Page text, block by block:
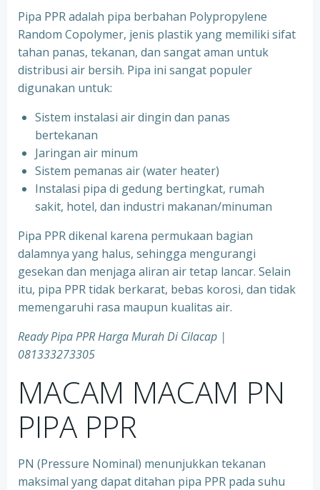
Pipa PPR adalah pipa berbahan Polypropylene
Random Copolymer, jenis plastik yang memiliki sifat
tahan panas, tekanan, dan sangat aman untuk
distribusi air bersih. Pipa ini sangat populer
digunakan untuk:
Sistem instalasi air dingin dan panas
bertekanan
⁠Jaringan air minum
⁠Sistem pemanas air (water heater)
⁠Instalasi pipa di gedung bertingkat, rumah
sakit, hotel, dan industri makanan/minuman
Pipa PPR dikenal karena permukaan bagian
dalamnya yang halus, sehingga mengurangi
gesekan dan menjaga aliran air tetap lancar. Selain
itu, pipa PPR tidak berkarat, bebas korosi, dan tidak
memengaruhi rasa maupun kualitas air.
Ready Pipa PPR Harga Murah Di Cilacap |
081333273305
MACAM MACAM PN
PIPA PPR
PN (Pressure Nominal) menunjukkan tekanan
maksimal yang dapat ditahan pipa PPR pada suhu